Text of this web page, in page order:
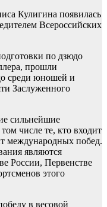
Кулигина появилась
Всероссийских
по дзюдо
прошли
среди юношей и
Заслуженного
сильнейшие
числе те, кто входит
международных побед.
являются
России, Первенстве
этого
в весовой